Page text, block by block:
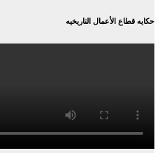
حكايه قطاع الأعمال التاريخيه